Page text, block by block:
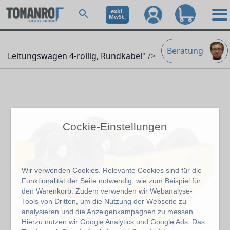
Cockie-Einstellungen
Wir verwenden Cookies. Relevante Cookies sind für die
Funktionalität der Seite notwendig, wie zum Beispiel für
den Warenkorb. Zudem verwenden wir Webanalyse-
Tools von Dritten, um die Nutzung der Webseite zu
analysieren und die Anzeigenkampagnen zu messen.
Hierzu nutzen wir Google Analytics und Google Ads. Das
exkl.
MwSt.
Beratung
Leitungswagen 4-rollig, Rundkabel" />